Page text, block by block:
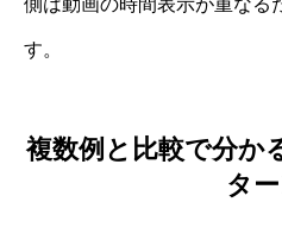
す。
複数例と比較で分か
タ